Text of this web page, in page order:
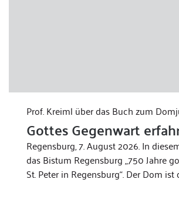
Prof. Kreiml über das Buch zum
Gottes Gegenwart
Regensburg, 7. August 2026. In
das Bistum Regensburg „750 Jahre
St. Peter in Regensburg“. Der Dom